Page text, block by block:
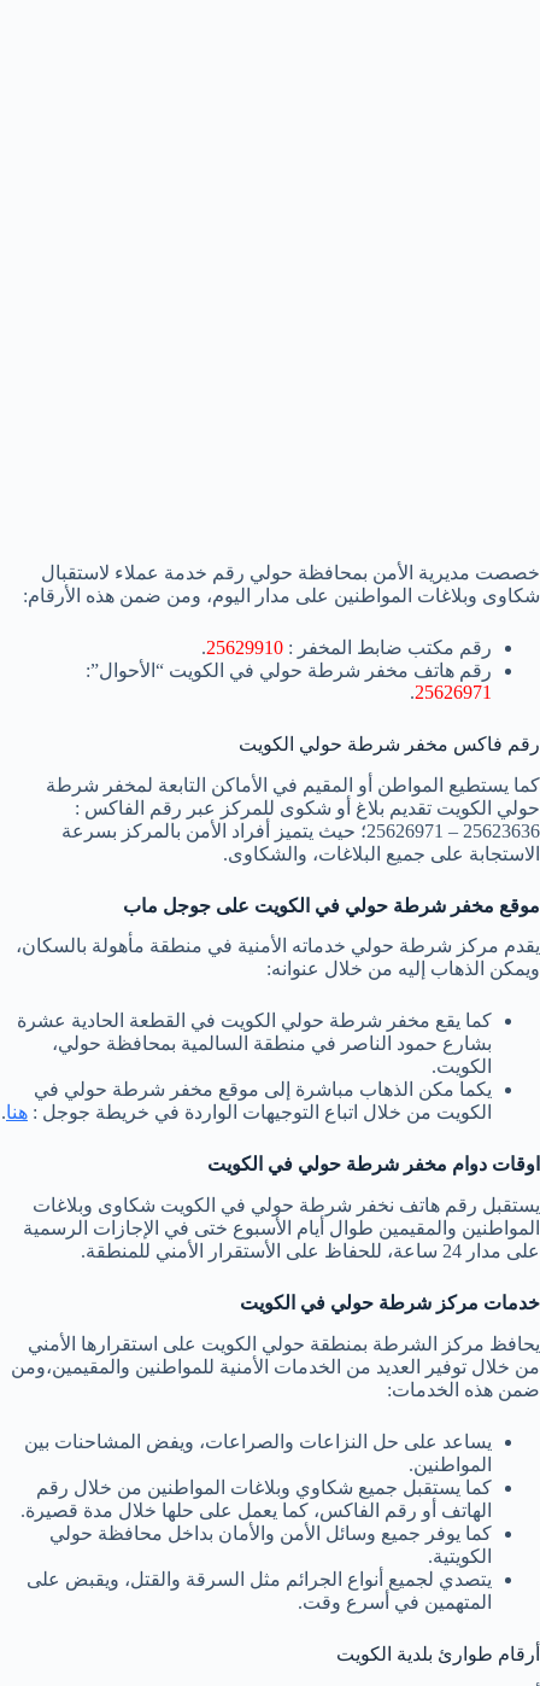
خصصت مديرية الأمن بمحافظة حولي رقم خدمة عملاء لاستقبال
شكاوى وبلاغات المواطنين على مدار اليوم، ومن ضمن هذه الأرقام:
رقم مكتب ضابط المخفر : 25629910
.
رقم هاتف مخفر شرطة حولي في الكويت “الأحوال”:
25626971
.
رقم فاكس مخفر شرطة حولي الكويت
كما يستطيع المواطن أو المقيم في الأماكن التابعة لمخفر شرطة
حولي الكويت تقديم بلاغ أو شكوى للمركز عبر رقم الفاكس :
25623636 – 25626971؛ حيث يتميز أفراد الأمن بالمركز بسرعة
الاستجابة على جميع البلاغات، والشكاوى.
موقع مخفر شرطة حولي في الكويت على جوجل ماب
يقدم مركز شرطة حولي خدماته الأمنية في منطقة مأهولة بالسكان،
ويمكن الذهاب إليه من خلال عنوانه:
كما يقع مخفر شرطة حولي الكويت في القطعة الحادية عشرة
بشارع حمود الناصر في منطقة السالمية بمحافظة حولي،
الكويت.
يكما مكن الذهاب مباشرة إلى موقع مخفر شرطة حولي في
الكويت من خلال اتباع التوجيهات الواردة في خريطة جوجل : هنا.
اوقات دوام مخفر شرطة حولي في الكويت
يستقبل رقم هاتف نخفر شرطة حولي في الكويت شكاوى وبلاغات
المواطنين والمقيمين طوال أيام الأسبوع ختى في الإجازات الرسمية
على مدار 24 ساعة، للحفاظ على الأستقرار الأمني للمنطقة.
خدمات مركز شرطة حولي في الكويت
يحافظ مركز الشرطة بمنطقة حولي الكويت على استقرارها الأمني
من خلال توفير العديد من الخدمات الأمنية للمواطنين والمقيمين،ومن
ضمن هذه الخدمات:
يساعد على حل النزاعات والصراعات، ويفض المشاحنات بين
المواطنين.
كما يستقبل جميع شكاوي وبلاغات المواطنين من خلال رقم
الهاتف أو رقم الفاكس، كما يعمل على حلها خلال مدة قصيرة.
كما يوفر جميع وسائل الأمن والأمان بداخل محافظة حولي
الكويتية.
يتصدي لجميع أنواع الجرائم مثل السرقة والقتل، ويقبض على
المتهمين في أسرع وقت.
أرقام طوارئ بلدية الكويت